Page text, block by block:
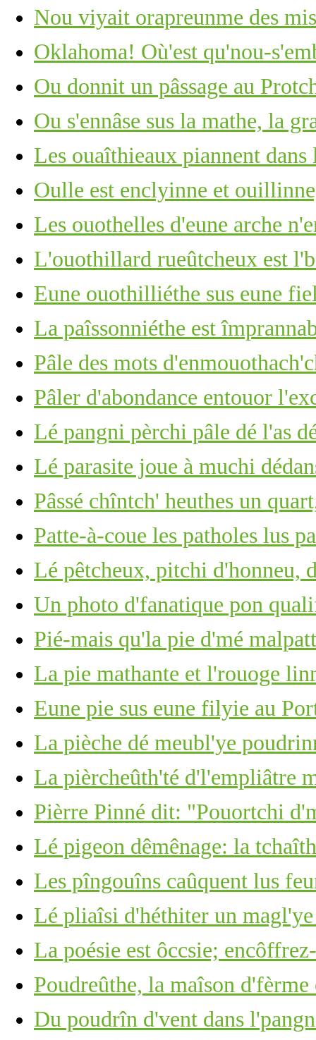
Nou viyait orapreunme des
Oklahoma! Où'est qu'nou-
Ou donnit un pâssage au
Ou s'ennâse sus la mathe, la
Les ouaîthieaux piannent dans
Oulle est enclyinne et
Les ouothelles d'eune arche
L'ouothillard rueûtcheux est
Eune ouothilliéthe sus eune
La paîssonniéthe est
Pâle des mots
Pâler d'abondance entouor
Lé pangni pèrchi pâle dé l'as
Lé parasite joue à muchi
Pâssé chîntch' heuthes un
Patte-à-coue les patholes lus
Lé pêtcheux, pitchi d'honneu,
Un photo d'fanatique pon
Pié-mais qu'la pie d'mé
La pie mathante et l'rouoge
Eune pie sus eune filyie au
La pièche dé meubl'ye
La pièrcheûth'té d'l'empliâtre
Pièrre Pinné dit: "Pouortchi
Lé pigeon dêmênage: la
Les pîngouîns caûquent lus
Lé pliaîsi d'héthiter un
La poésie est ôccsie;
Poudreûthe, la maîson
Du poudrîn d'vent dans